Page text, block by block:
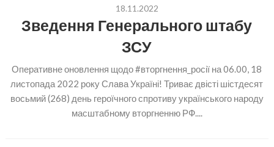
18.11.2022
Зведення Генерального штабу
ЗСУ
Оперативне оновлення щодо #вторгнення_росії на 06.00, 18
листопада 2022 року Слава Україні! Триває двісті шістдесят
восьмий (268) день героїчного спротиву українського народу
масштабному вторгненню РФ....